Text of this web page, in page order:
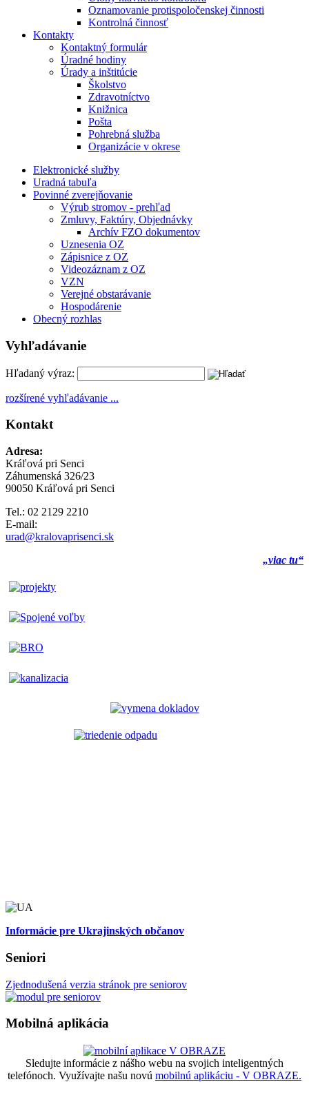
Oznamovanie protispoločenskej činnosti
Kontrolná činnosť
Kontakty
Kontaktný formulár
Úradné hodiny
Úrady a inštitúcie
Školstvo
Zdravotníctvo
Knižnica
Pošta
Pohrebná služba
Organizácie v okrese
Elektronické služby
Uradná tabuľa
Povinné zverejňovanie
Výrub stromov - prehľad
Zmluvy, Faktúry, Objednávky
Archív FZO dokumentov
Uznesenia OZ
Zápisnice z OZ
Videozáznam z OZ
VZN
Verejné obstarávanie
Hospodárenie
Obecný rozhlas
Vyhľadávanie
Hľadaný výraz:
rozšírené vyhľadávanie ...
Kontakt
Adresa:
Kráľová pri Senci
Záhumenská 326/23
90050 Kráľová pri Senci
Tel.: 02 2129 2210
E-mail:
urad@kralovaprisenci.sk
„viac tu“
Informácie pre Ukrajinských občanov
Seniori
Zjednodušená verzia stránok pre seniorov
Mobilná aplikácia
Sledujte informácie z nášho webu na svojich inteligentných
telefónoch. Využívajte našu novú mobilnú aplikáciu - V OBRAZE.